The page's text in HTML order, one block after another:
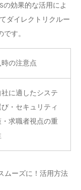
の効果的な活用によ
ダイレクトリクルー
す。
の注意点
社に適したシステ
び・セキュリティ
求職者視点の重
ムーズに！活用方法